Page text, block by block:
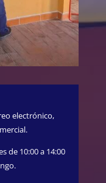
electrónico,
de 10:00 a 14:00